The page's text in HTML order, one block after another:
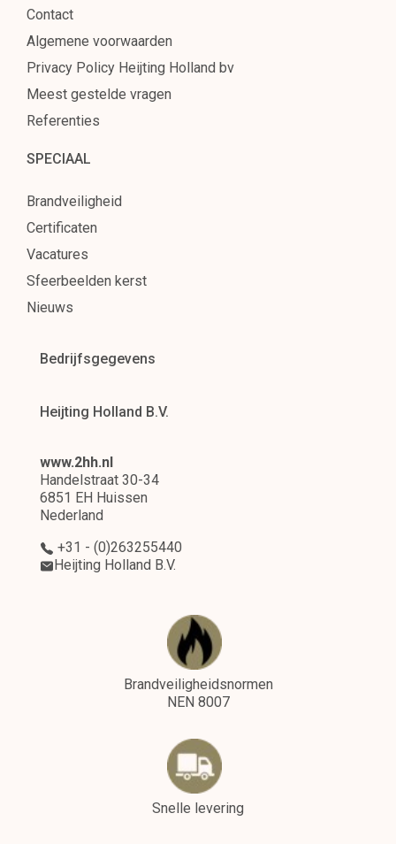
Contact
Algemene voorwaarden
Privacy Policy Heijting Holland bv
Meest gestelde vragen
Referenties
SPECIAAL
Brandveiligheid
Certificaten
Vacatures
Sfeerbeelden kerst
Nieuws
Bedrijfsgegevens
Heijting Holland B.V.
www.2hh.nl
Handelstraat 30-34
6851 EH Huissen
Nederland
+31 - (0)263255440
Heijting Holland B.V.
Brandveiligheidsnormen
NEN 8007
Snelle levering